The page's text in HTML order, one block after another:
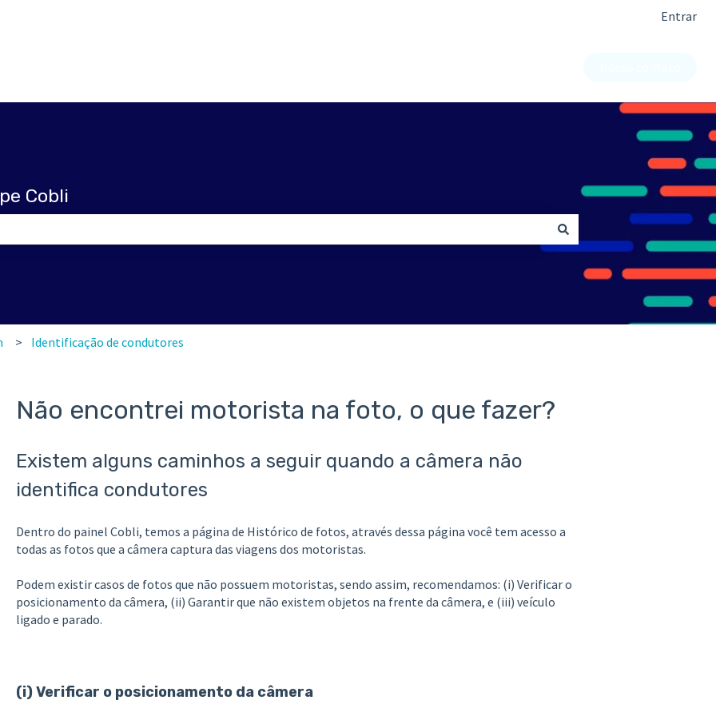
Entrar
Cobli
Identificação de condutores
Não encontrei motorista na foto, o que fazer?
Existem alguns caminhos a seguir quando a câmera não
identifica condutores
Dentro do painel Cobli, temos a página de Histórico de fotos, através dessa página você tem acesso a
todas as fotos que a câmera captura das viagens dos motoristas.
Podem existir casos de fotos que não possuem motoristas, sendo assim, recomendamos: (i) Verificar o
posicionamento da câmera, (ii) Garantir que não existem objetos na frente da câmera, e (iii) veículo
ligado e parado.
(i) Verificar o posicionamento da câmera